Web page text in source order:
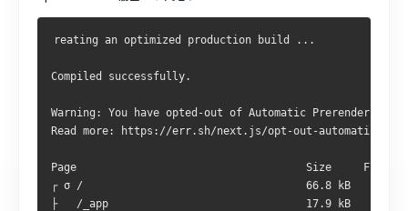
reating an optimized production build ...
Compiled successfully.
Warning: You have opted-out of Automatic
Read more: https://err.sh/next.js/opt-out-automatic-
Page                                    Size     Files
┌ σ /                                   66.8 kB      4
├   /_app                               17.9 kB      0